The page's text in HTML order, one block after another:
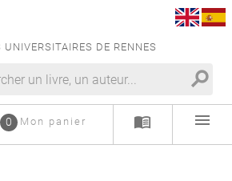
UNIVERSITAIRES DE RENNES
search
Mon panier
0 menu_book menu